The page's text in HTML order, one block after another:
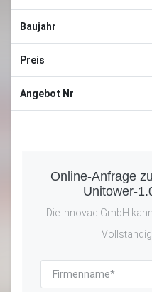
Baujahr
Preis
Angebot Nr
Online-Anfrage
Unitower-
Die Innovac GmbH